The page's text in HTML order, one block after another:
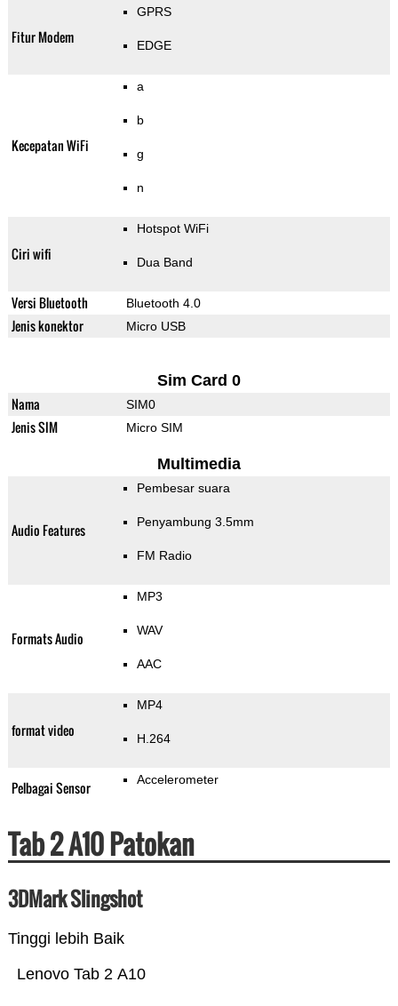
Fitur Modem
GPRS
EDGE
Kecepatan WiFi
a
b
g
n
Ciri wifi
Hotspot WiFi
Dua Band
Versi Bluetooth Bluetooth 4.0
Jenis konektor Micro USB
Sim Card 0
Nama SIM0
Jenis SIM Micro SIM
Multimedia
Audio Features
Pembesar suara
Penyambung 3.5mm
FM Radio
Formats Audio
MP3
WAV
AAC
format video
MP4
H.264
Pelbagai Sensor Accelerometer
Tab 2 A10 Patokan
3DMark Slingshot
Tinggi lebih Baik
Lenovo Tab 2 A10